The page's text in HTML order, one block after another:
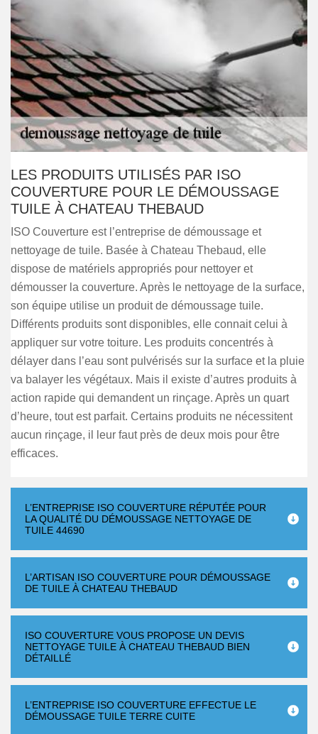
LES PRODUITS UTILISÉS PAR ISO
COUVERTURE POUR LE DÉMOUSSAGE
TUILE À CHATEAU THEBAUD
ISO Couverture est l’entreprise de démoussage et
nettoyage de tuile. Basée à Chateau Thebaud, elle
dispose de matériels appropriés pour nettoyer et
démousser la couverture. Après le nettoyage de la surface,
son équipe utilise un produit de démoussage tuile.
Différents produits sont disponibles, elle connait celui à
appliquer sur votre toiture. Les produits concentrés à
délayer dans l’eau sont pulvérisés sur la surface et la pluie
va balayer les végétaux. Mais il existe d’autres produits à
action rapide qui demandent un rinçage. Après un quart
d’heure, tout est parfait. Certains produits ne nécessitent
aucun rinçage, il leur faut près de deux mois pour être
efficaces.
L’ENTREPRISE ISO COUVERTURE RÉPUTÉE POUR
LA QUALITÉ DU DÉMOUSSAGE NETTOYAGE DE
TUILE 44690
L’ARTISAN ISO COUVERTURE POUR DÉMOUSSAGE
DE TUILE À CHATEAU THEBAUD
ISO COUVERTURE VOUS PROPOSE UN DEVIS
NETTOYAGE TUILE À CHATEAU THEBAUD BIEN
DÉTAILLÉ
L’ENTREPRISE ISO COUVERTURE EFFECTUE LE
DÉMOUSSAGE TUILE TERRE CUITE